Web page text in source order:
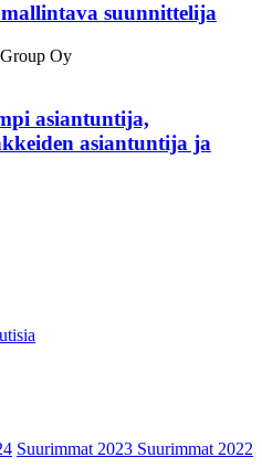
suunnittelija
Oy
asiantuntija,
asiantuntija ja
Suurimmat 2023 Suurimmat 2022